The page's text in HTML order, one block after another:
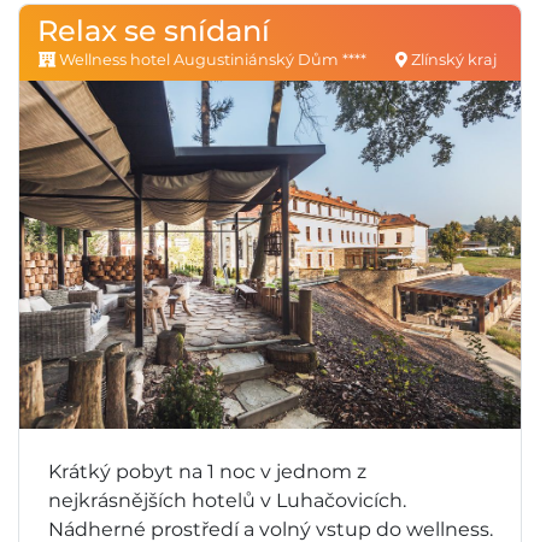
Relax se snídaní
Wellness hotel Augustiniánský Dům **** Zlínský kraj
Krátký pobyt na 1 noc v jednom z
nejkrásnějších hotelů v Luhačovicích.
Nádherné prostředí a volný vstup do wellness.